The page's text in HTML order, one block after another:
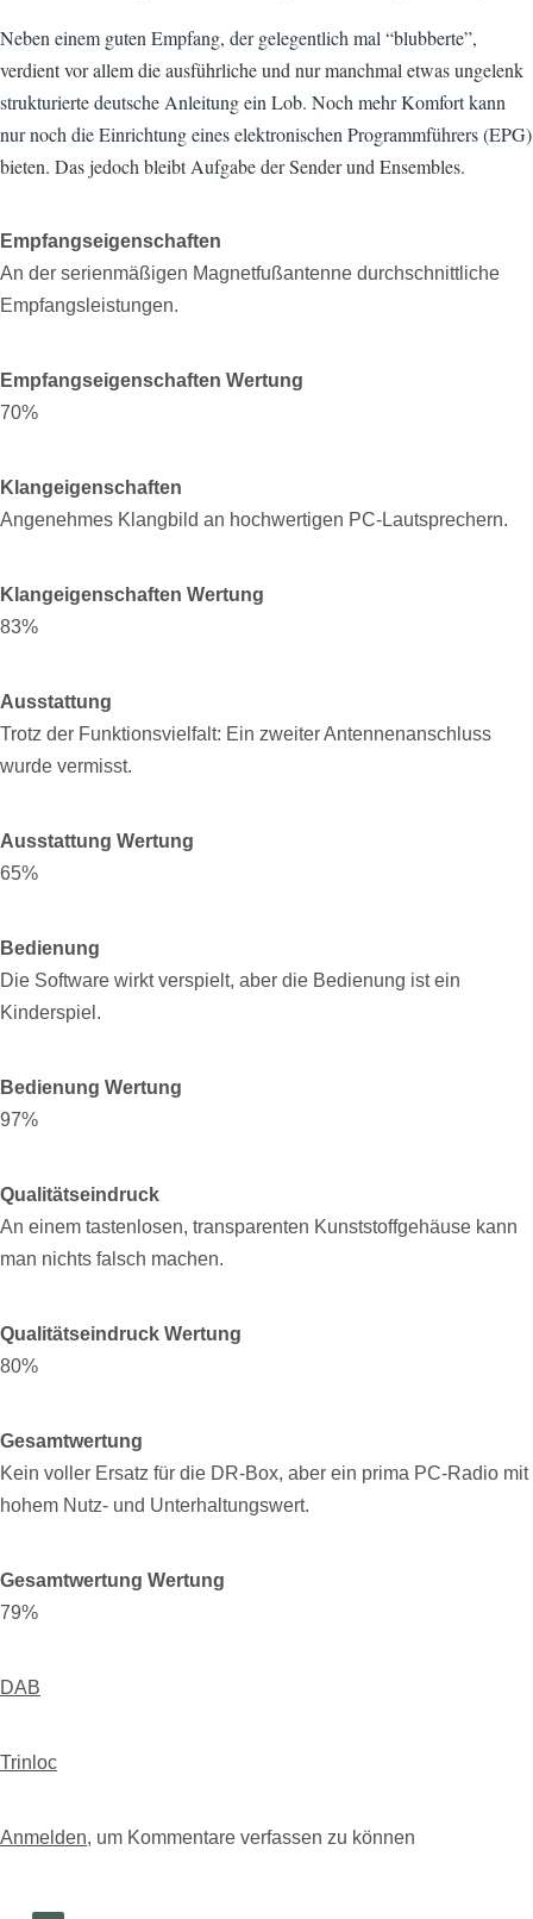
Neben einem guten Empfang, der gelegentlich mal “blubberte”,
verdient vor allem die ausführliche und nur manchmal etwas ungelenk
strukturierte deutsche Anleitung ein Lob. Noch mehr Komfort kann
nur noch die Einrichtung eines elektronischen Programmführers (EPG)
bieten. Das jedoch bleibt Aufgabe der Sender und Ensembles.
Empfangseigenschaften
An der serienmäßigen Magnetfußantenne durchschnittliche
Empfangsleistungen.
Empfangseigenschaften Wertung
70%
Klangeigenschaften
Angenehmes Klangbild an hochwertigen PC-Lautsprechern.
Klangeigenschaften Wertung
83%
Ausstattung
Trotz der Funktionsvielfalt: Ein zweiter Antennenanschluss
wurde vermisst.
Ausstattung Wertung
65%
Bedienung
Die Software wirkt verspielt, aber die Bedienung ist ein
Kinderspiel.
Bedienung Wertung
97%
Qualitätseindruck
An einem tastenlosen, transparenten Kunststoffgehäuse kann
man nichts falsch machen.
Qualitätseindruck Wertung
80%
Gesamtwertung
Kein voller Ersatz für die DR-Box, aber ein prima PC-Radio mit
hohem Nutz- und Unterhaltungswert.
Gesamtwertung Wertung
79%
DAB
Trinloc
Anmelden, um Kommentare verfassen zu können